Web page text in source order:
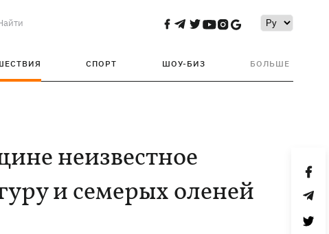
СПОРТ ШОУ-БИЗ БОЛЬШЕ
неизвестное
и семерых оленей